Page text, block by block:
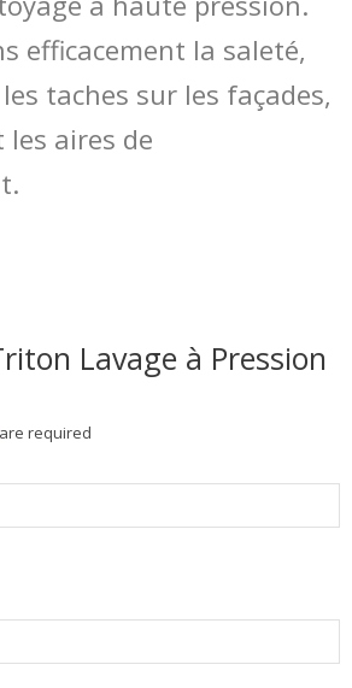
efficacement la saleté,
taches sur les façades,
aires de
Lavage à Pression
are required